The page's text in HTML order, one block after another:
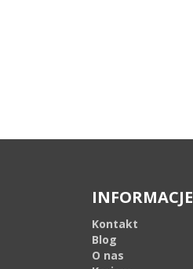
INFORMACJE
Kontakt
Blog
O nas